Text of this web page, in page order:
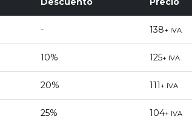
- 138+ IVA
10% 125+ IVA
20% 111 + IVA
25% 104+ IVA